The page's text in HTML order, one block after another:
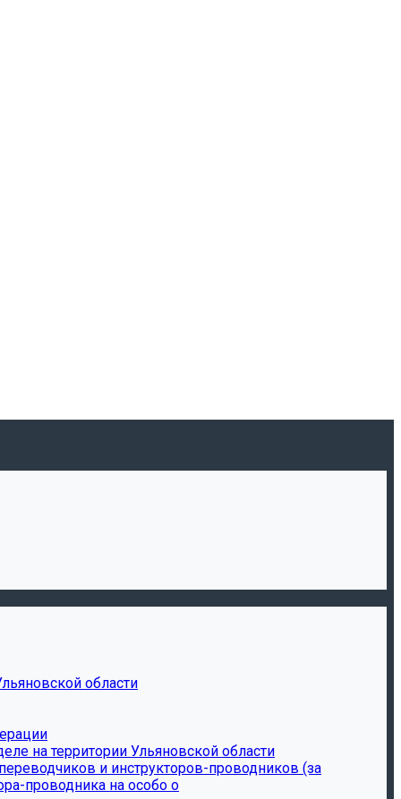
области
на территории Ульяновской области
и инструкторов-проводников (за
проводника на особо о